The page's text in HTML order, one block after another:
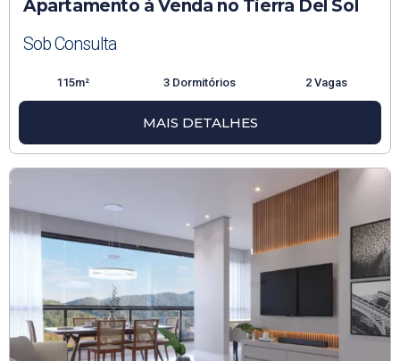
Apartamento à Venda no Tierra Del Sol
Sob Consulta
115m² 3 Dormitórios 2 Vagas
MAIS DETALHES